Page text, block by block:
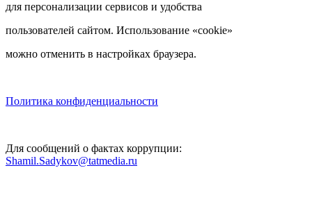
для персонализации сервисов и удобства
пользователей сайтом. Использование «cookie»
можно отменить в настройках браузера.
Политика конфиденциальности
Для сообщений о фактах коррупции:
Shamil.Sadykov@tatmedia.ru